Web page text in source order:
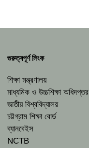
গুরুত্বপূর্ণ লিংক
শিক্ষা মন্ত্রণালয়
মাধ্যমিক ও উচ্চশিক্ষা অধিদপ্তর
জাতীয় বিশ্ববিদ্যালয়
চট্টগ্রাম শিক্ষা বোর্ড
ব্যানবেইস
NCTB